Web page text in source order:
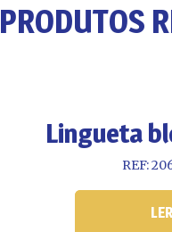
PRODUTOS
Lingueta
REF: